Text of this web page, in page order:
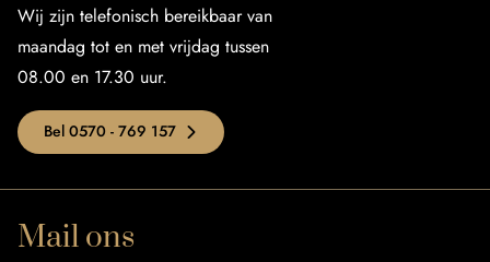
Wij zijn telefonisch bereikbaar van
maandag tot en met vrijdag tussen
08.00 en 17.30 uur.
Bel 0570 - 769 157
Mail ons